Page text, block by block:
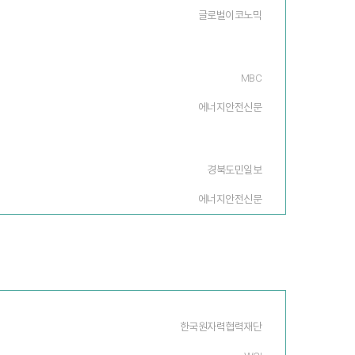
글로벌이코노믹
MBC
에너지안전신문
경북도민일보
에너지안전신문
한국원자력협력재단